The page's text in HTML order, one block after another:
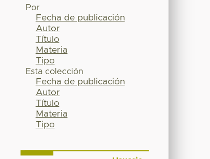
Por
Fecha de publicación
Autor
Título
Materia
Tipo
Esta colección
Fecha de publicación
Autor
Título
Materia
Tipo